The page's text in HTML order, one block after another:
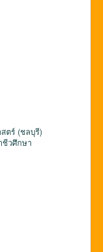
ตร์ (ชลบุรี)
วศึกษา